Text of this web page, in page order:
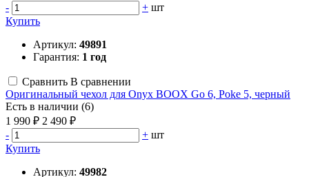
-
+ шт
Купить
Артикул: 49891
Гарантия: 1 год
Сравнить В сравнении
Оригинальный чехол для Onyx BOOX Go 6, Poke 5, черный
Есть в наличии (6)
1 990 ₽ 2 490 ₽
-
+ шт
Купить
Артикул: 49982